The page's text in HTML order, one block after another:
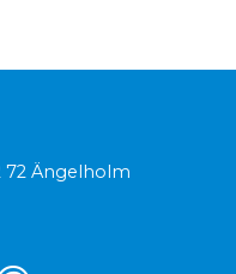
72 Ängelholm